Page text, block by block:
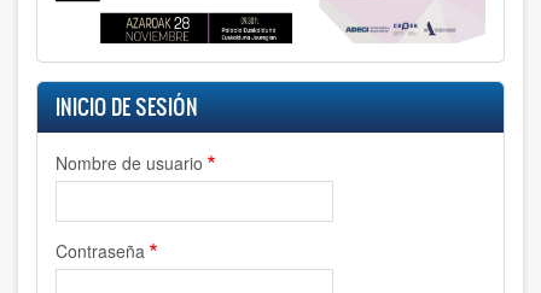
INICIO DE SESIÓN
Nombre de usuario
Contraseña